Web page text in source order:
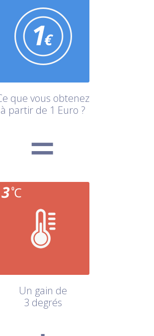
que vous obtenez
à partir de 1 Euro ?
Un gain de
3 degrés